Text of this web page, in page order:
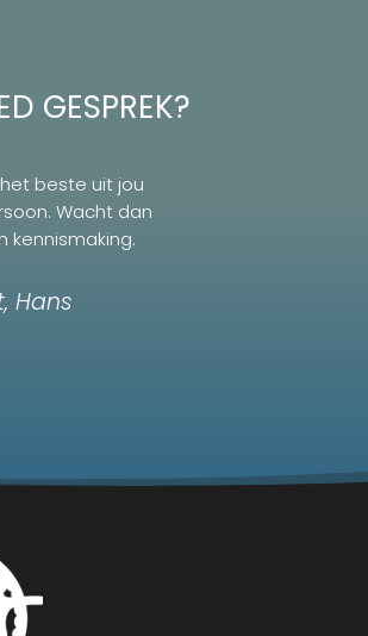
GESPREK?
beste uit jou
Wacht dan
kennismaking.
Hans